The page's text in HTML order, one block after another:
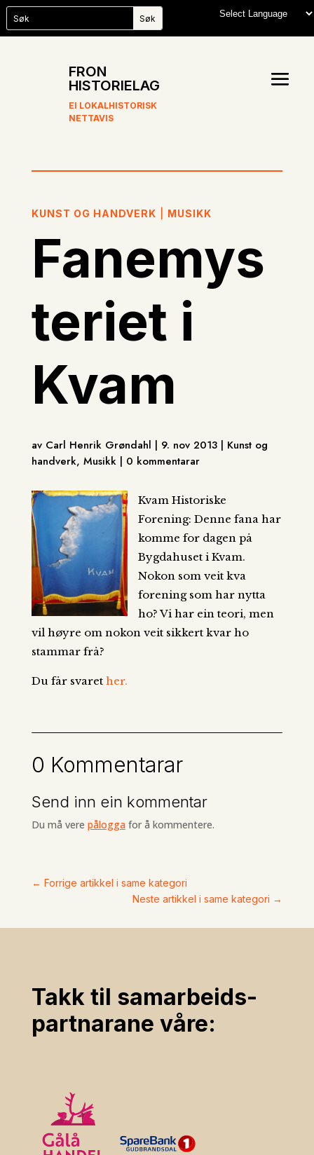
FRON
HISTORIELAG
EI LOKALHISTORISK
NETTAVIS
KUNST OG HANDVERK MUSIKK
Fanemys
teriet i
Kvam
av Carl Henrik Grøndahl | 9. nov 2013 | Kunst og
handverk, Musikk | 0 kommentarar
Kvam Historiske
Forening: Denne fana har
komme for dagen på
Bygdahuset i Kvam.
Nokon som veit kva
forening som har nytta
ho? Vi har ein teori, men
vil høyre om nokon veit sikkert kvar ho
stammar frå?
Du får svaret her.
0 Kommentarar
Send inn ein kommentar
Du må vere påloggafor å kommentere.
← Forrige artikkel i same kategori
Neste artikkel i same kategori →
Takk til samarbeids­
partnarane våre: